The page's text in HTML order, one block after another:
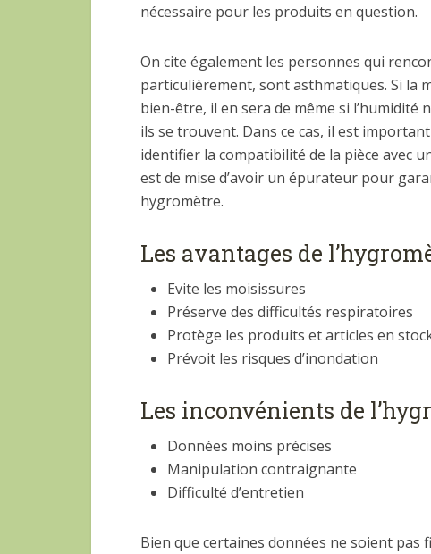
nécessaire pour les produits en question.
On cite également les personnes qui
particulièrement, sont asthmatiques. Si la
bien-être, il en sera de même si l’humidité
ils se trouvent. Dans ce cas, il est
identifier la compatibilité de la pièce avec
est de mise d’avoir un épurateur pour
hygromètre.
Les avantages de
Evite les moisissures
Préserve des difficultés respiratoires
Protège les produits et articles en
Prévoit les risques d’inondation
Les inconvénients de
Données moins précises
Manipulation contraignante
Difficulté d’entretien
Bien que certaines données ne soient pas